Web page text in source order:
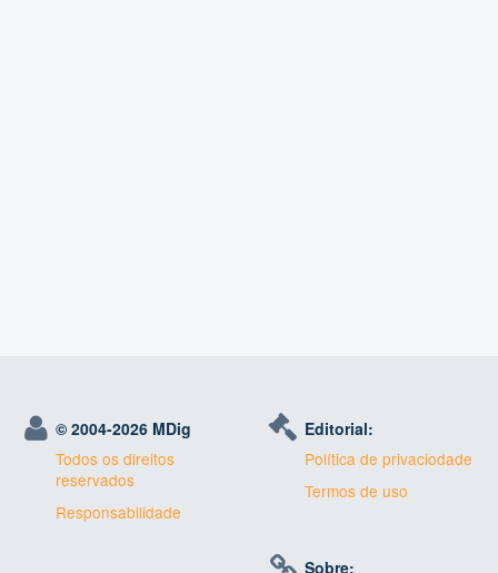
© 2004-2026 MDig
Todos os direitos
reservados
Responsabilidade
Editorial:
Política de privaciodade
Termos de uso
Sobre: